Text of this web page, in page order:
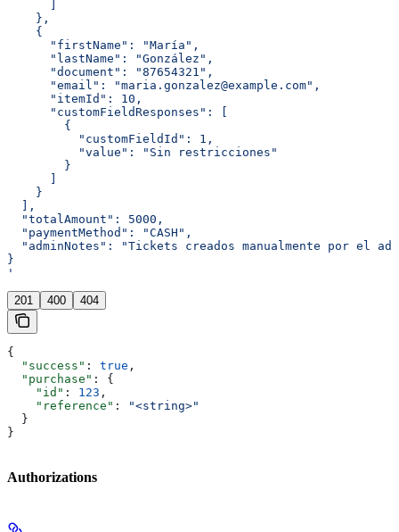
    },
    {
      "firstName": "María",
      "lastName": "González",
      "document": "87654321",
      "email": "maria.gonzalez@example.com",
      "itemId": 10,
      "customFieldResponses": [
        {
          "customFieldId": 1,
          "value": "Sin restricciones"
        }
    }
  ],
  "totalAmount": 5000,
  "paymentMethod": "CASH",
"adminNotes": "Tickets creados manualmente por el
}
'
201 400 404
{
  "success"
: true ,
  "purchase"
: {
    "id"
: 123 ,
    "reference"
:
"<string>"
  }
}
Authorizations